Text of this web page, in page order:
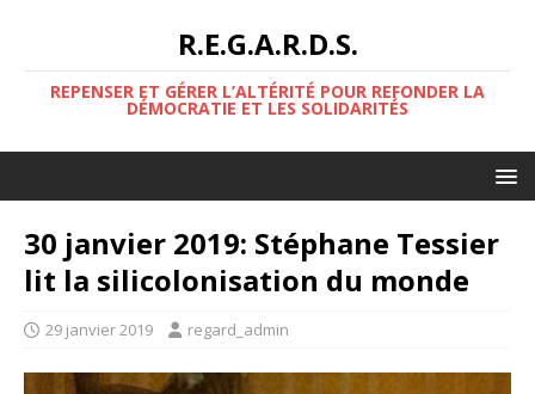
R.E.G.A.R.D.S.
REPENSER ET GÉRER L’ALTÉRITÉ POUR REFONDER LA
DÉMOCRATIE ET LES SOLIDARITÉS
30 janvier 2019: Stéphane Tessier
lit la silicolonisation du monde
29 janvier 2019 regard_admin